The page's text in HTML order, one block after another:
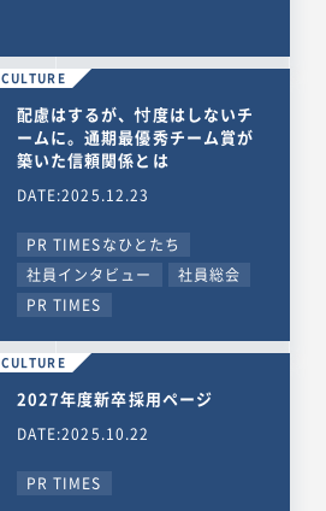
CULTURE
配慮はするが、忖度はしないチ
ームに。通期最優秀チーム賞が
築いた信頼関係とは
DATE:2025.12.23
PR TIMESなひとたち
社員インタビュー
社員総会
PR TIMES
CULTURE
2027年度新卒採用ページ
DATE:2025.10.22
PR TIMES